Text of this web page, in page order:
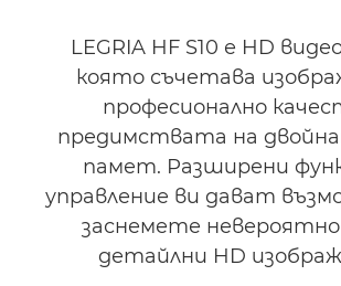
LEGRIA HF S10 е HD
която съчетава
професионално
предимствата на
памет. Разширени
управление ви дават
заснемете невероятно
детайлни HD